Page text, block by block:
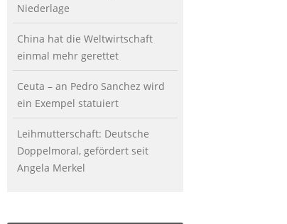
Niederlage
China hat die Weltwirtschaft
einmal mehr gerettet
Ceuta – an Pedro Sanchez wird
ein Exempel statuiert
Leihmutterschaft: Deutsche
Doppelmoral, gefördert seit
Angela Merkel